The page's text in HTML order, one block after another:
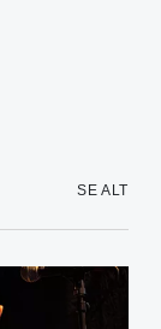
SE ALT